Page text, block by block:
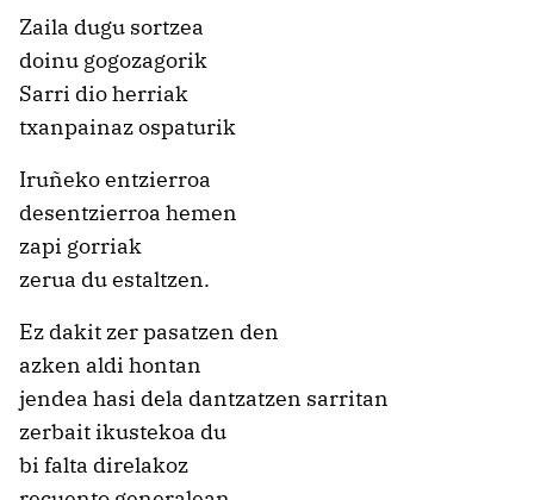
Zaila dugu sortzea
doinu gogozagorik
Sarri dio herriak
txanpainaz ospaturik
Iruñeko entzierroa
desentzierroa hemen
zapi gorriak
zerua du estaltzen.
Ez dakit zer pasatzen den
azken aldi hontan
jendea hasi dela dantzatzen sarritan
zerbait ikustekoa du
bi falta direlakoz